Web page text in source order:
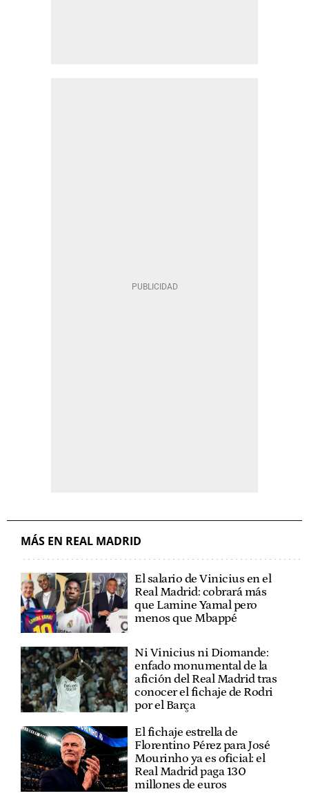
MÁS EN REAL MADRID
El salario de Vinicius en el
Real Madrid: cobrará más
que Lamine Yamal pero
menos que Mbappé
Ni Vinicius ni Diomande:
enfado monumental de la
afición del Real Madrid tras
conocer el fichaje de Rodri
por el Barça
El fichaje estrella de
Florentino Pérez para José
Mourinho ya es oficial: el
Real Madrid paga 130
millones de euros